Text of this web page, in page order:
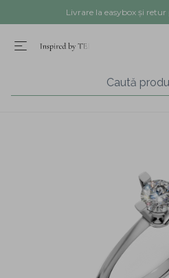
Livrare la easybox și retur